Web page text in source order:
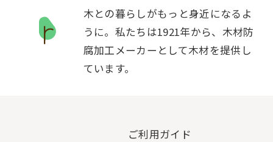
木との暮らしがもっと身近になるよ
うに。私たちは1921年から、木材防
腐加工メーカーとして木材を提供し
ています。
ご利用ガイド